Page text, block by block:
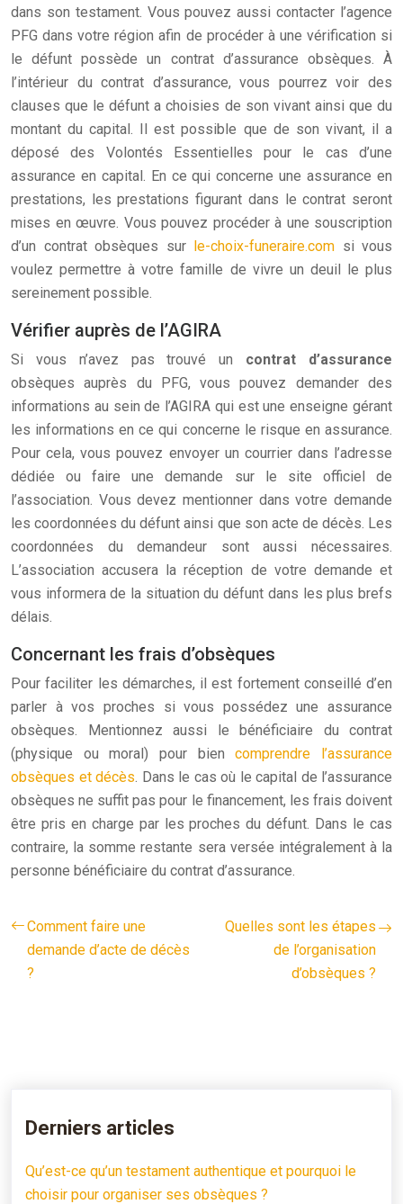
dans son testament. Vous pouvez aussi contacter l’agence
PFG dans votre région afin de procéder à une vérification si
le défunt possède un contrat d’assurance obsèques. À
l’intérieur du contrat d’assurance, vous pourrez voir des
clauses que le défunt a choisies de son vivant ainsi que du
montant du capital. Il est possible que de son vivant, il a
déposé des Volontés Essentielles pour le cas d’une
assurance en capital. En ce qui concerne une assurance en
prestations, les prestations figurant dans le contrat seront
mises en œuvre. Vous pouvez procéder à une souscription
d’un contrat obsèques sur le-choix-funeraire.com si vous
voulez permettre à votre famille de vivre un deuil le plus
sereinement possible.
Vérifier auprès de l’AGIRA
Si vous n’avez pas trouvé un contrat d’assurance
obsèques auprès du PFG, vous pouvez demander des
informations au sein de l’AGIRA qui est une enseigne gérant
les informations en ce qui concerne le risque en assurance.
Pour cela, vous pouvez envoyer un courrier dans l’adresse
dédiée ou faire une demande sur le site officiel de
l’association. Vous devez mentionner dans votre demande
les coordonnées du défunt ainsi que son acte de décès. Les
coordonnées du demandeur sont aussi nécessaires.
L’association accusera la réception de votre demande et
vous informera de la situation du défunt dans les plus brefs
délais.
Concernant les frais d’obsèques
Pour faciliter les démarches, il est fortement conseillé d’en
parler à vos proches si vous possédez une assurance
obsèques. Mentionnez aussi le bénéficiaire du contrat
(physique ou moral) pour biencomprendre l’assurance
obsèques et décès. Dans le cas où le capital de l’assurance
obsèques ne suffit pas pour le financement, les frais doivent
être pris en charge par les proches du défunt. Dans le cas
contraire, la somme restante sera versée intégralement à la
personne bénéficiaire du contrat d’assurance.
Comment faire une
demande d’acte de décès
?
Quelles sont les étapes
de l’organisation
d’obsèques ?
Derniers articles
Qu’est-ce qu’un testament authentique et pourquoi le
choisir pour organiser ses obsèques ?